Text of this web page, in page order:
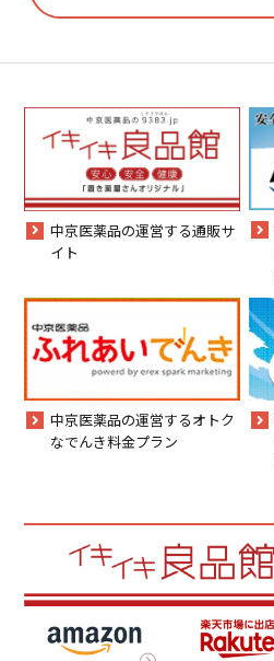
中京医薬品の運営する通販サ
イト
中京医薬品の運営するオトク
なでんき料金プラン